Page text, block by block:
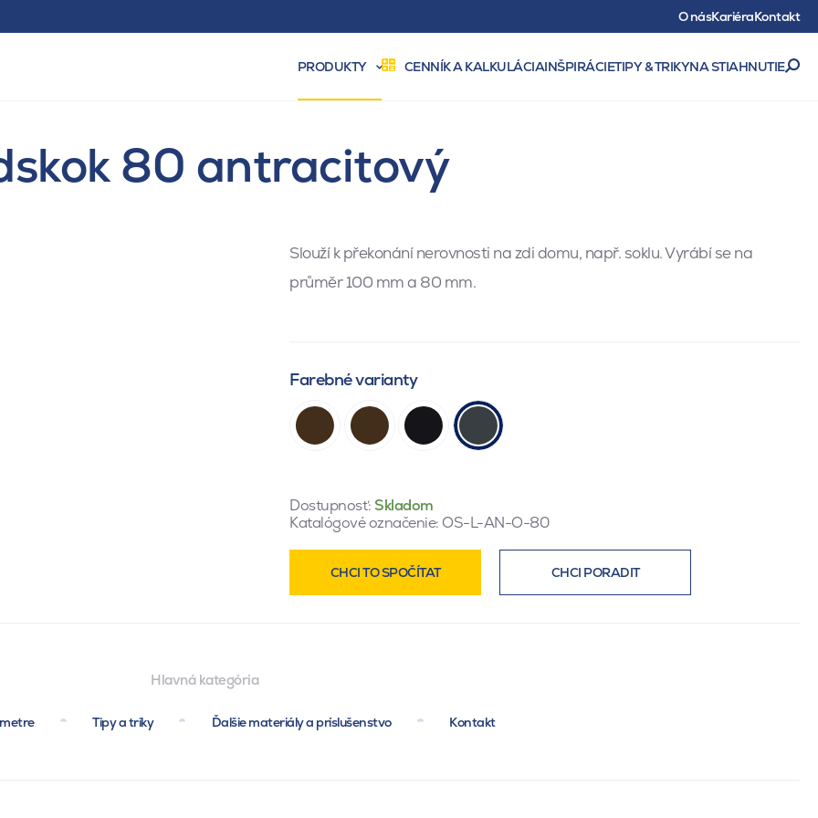
O násKariéraKontakt
PRODUKTY CENNÍK A KALKULÁCIAINŠPIRÁCIETIPY & TRIKYNA STIAHNUTIE
80 antracitový
Slouží k překonání nerovnosti na zdi domu, např. soklu. Vyrábí se na
průměr 100 mm a 80 mm.
Farebné varianty
Dostupnosť: Skladom
Katalógové označenie: OS-L-AN-O-80
CHCI TO SPOČÍTAT CHCI PORADIT
Hlavná kategória
Tipy a triky Ďalšie materiály a príslušenstvo Kontakt